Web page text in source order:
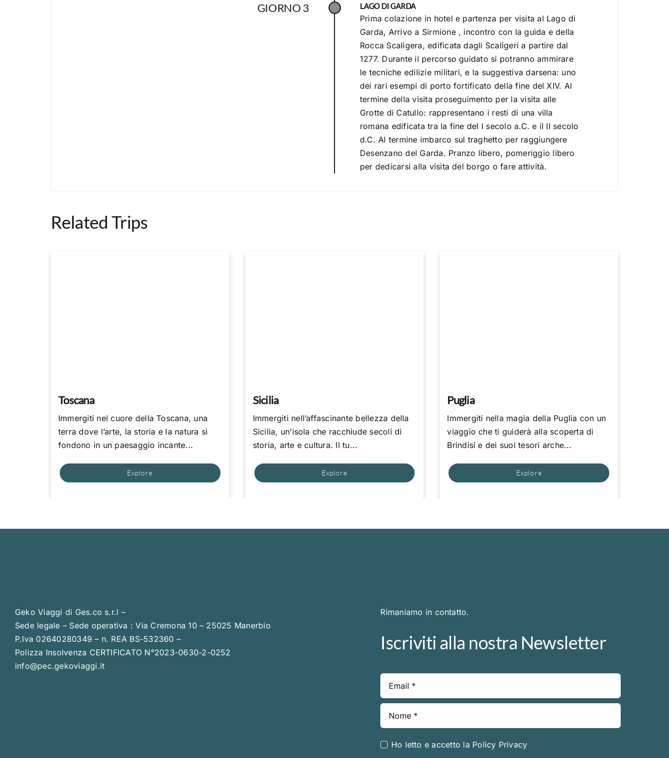
GIORNO 3 LAGO DI GARDA
Prima colazione in hotel e partenza per visita al Lago di
Garda, Arrivo a Sirmione , incontro con la guida e della
Rocca Scaligera, edificata dagli Scaligeri a partire dal
1277. Durante il percorso guidato si potranno ammirare
le tecniche edilizie militari, e la suggestiva darsena: uno
dei rari esempi di porto fortificato della fine del XIV. Al
termine della visita proseguimento per la visita alle
Grotte di Catullo: rappresentano i resti di una villa
romana edificata tra la fine del I secolo a.C. e il II secolo
d.C. Al termine imbarco sul traghetto per raggiungere
Desenzano del Garda. Pranzo libero, pomeriggio libero
per dedicarsi alla visita del borgo o fare attività.
Related Trips
Toscana
Immergiti nel cuore della Toscana, una
terra dove l’arte, la storia e la natura si
fondono in un paesaggio incante...
Explore
Sicilia
Immergiti nell’affascinante bellezza della
Sicilia, un’isola che racchiude secoli di
storia, arte e cultura. Il tu...
Explore
Puglia
Immergiti nella magia della Puglia con un
viaggio che ti guiderà alla scoperta di
Brindisi e dei suoi tesori arche...
Explore
Geko Viaggi di Ges.co s.r.l –
Sede legale – Sede operativa : Via Cremona 10 – 25025 Manerbio
P.Iva 02640280349 – n. REA BS-532360 –
Polizza Insolvenza CERTIFICATO N°2023-0630-2-0252
info@pec.gekoviaggi.it
Rimaniamo in contatto.
Iscriviti alla nostra Newsletter
Ho letto e accetto la Policy Privacy